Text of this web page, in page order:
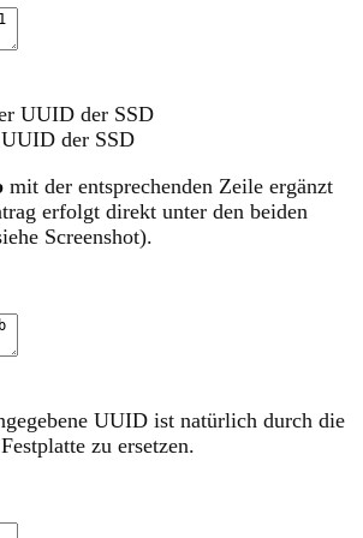
der SSD
mit der entsprechenden Zeile ergänzt
erfolgt direkt unter den beiden
Screenshot).
UUID ist natürlich durch die
zu ersetzen.